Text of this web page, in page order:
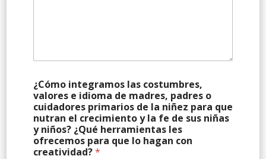
¿Cómo integramos las costumbres,
valores e idioma de madres, padres o
cuidadores primarios de la niñez para que
nutran el crecimiento y la fe de sus niñas
y niños? ¿Qué herramientas les
ofrecemos para que lo hagan con
creatividad?*